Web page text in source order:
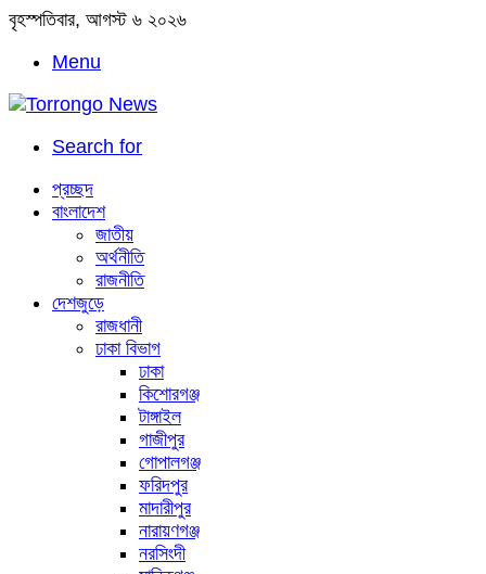
বৃহস্পতিবার, আগস্ট ৬ ২০২৬
Menu
Search for
প্রচ্ছদ
বাংলাদেশ
জাতীয়
অর্থনীতি
রাজনীতি
দেশজুড়ে
রাজধানী
ঢাকা বিভাগ
ঢাকা
কিশোরগঞ্জ
টাঙ্গাইল
গাজীপুর
গোপালগঞ্জ
ফরিদপুর
মাদারীপুর
নারায়ণগঞ্জ
নরসিংদী